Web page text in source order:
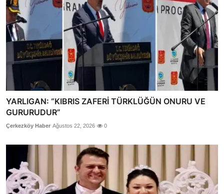
YARLIGAN: “KIBRIS ZAFERİ TÜRKLÜĞÜN ONURU VE
GURURUDUR”
Çerkezköy Haber Ağustos 22, 2026 0